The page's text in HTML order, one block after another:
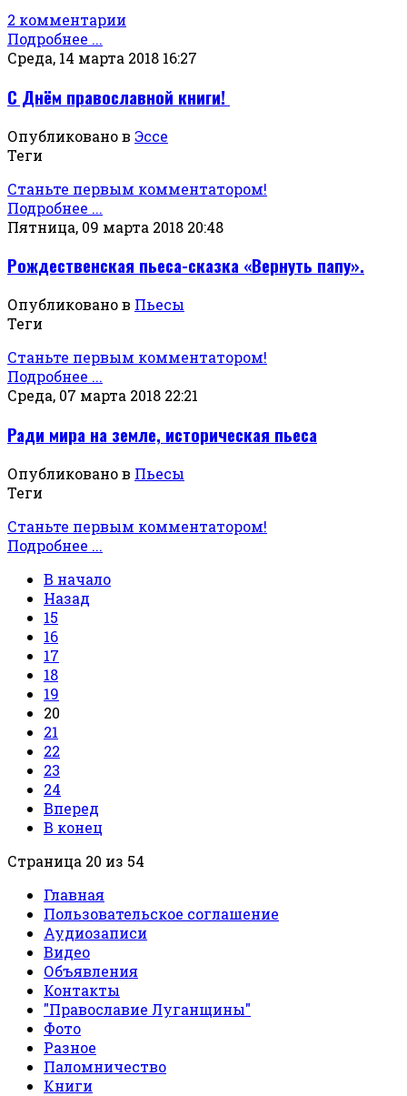
2 комментарии
Подробнее ...
Среда, 14 марта 2018 16:27
С Днём православной книги!
Опубликовано в Эссе
Теги
Станьте первым комментатором!
Подробнее ...
Пятница, 09 марта 2018 20:48
Рождественская пьеса-сказка «Вернуть папу».
Опубликовано в Пьесы
Теги
Станьте первым комментатором!
Подробнее ...
Среда, 07 марта 2018 22:21
Ради мира на земле, историческая пьеса
Опубликовано в Пьесы
Теги
Станьте первым комментатором!
Подробнее ...
В начало
Назад
15
16
17
18
19
20
21
22
23
24
Вперед
В конец
Страница 20 из 54
Главная
Пользовательское соглашение
Аудиозаписи
Видео
Объявления
Контакты
"Православие Луганщины"
Фото
Разное
Паломничество
Книги